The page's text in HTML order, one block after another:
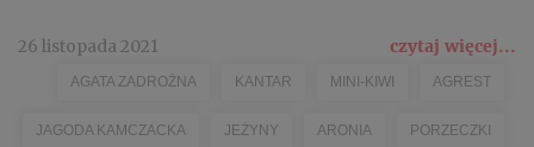
26 listopada 2021 czytaj więcej...
AGATA ZADROŻNA KANTAR MINI-KIWI AGREST
JAGODA KAMCZACKA JEŻYNY ARONIA PORZECZKI